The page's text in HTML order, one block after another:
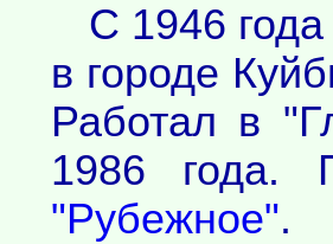
С 1946
в городе
Работал в
1986 года.
"Рубежное".